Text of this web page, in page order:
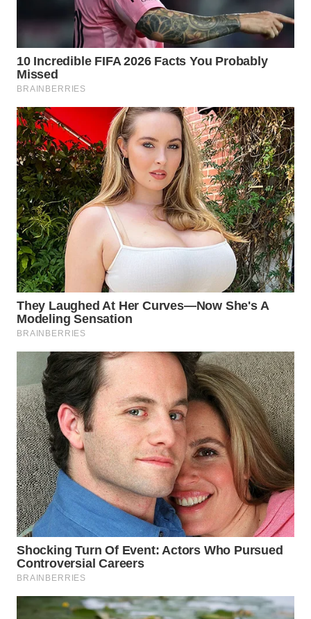
SURABAYA
WN
NATUNA
WN
BINTAN
WN
MANDALIKA
WN
LIKUPANG
WN
LABUANBAJO
WN
BORNEO
Wahana
Media
Group
WAHANA
NEWS
WAHANA
TANI
WAHANA
ADVOKAT
WAHANA